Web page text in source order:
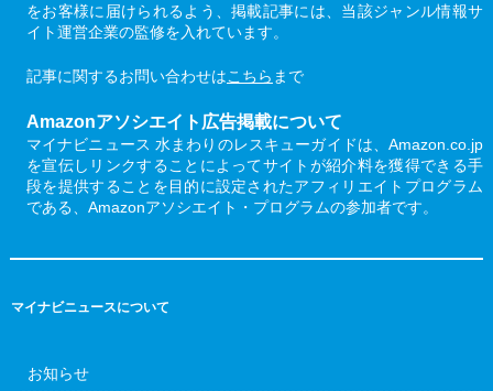
をお客様に届けられるよう、掲載記事には、当該ジャンル情報サ
イト運営企業の監修を入れています。
記事に関するお問い合わせはこちら まで
Amazonアソシエイト広告掲載について
マイナビニュース 水まわりのレスキューガイドは、Amazon.co.jp
を宣伝しリンクすることによってサイトが紹介料を獲得できる手
段を提供することを目的に設定されたアフィリエイトプログラム
である、Amazonアソシエイト・プログラムの参加者です。
マイナビニュースについて
お知らせ